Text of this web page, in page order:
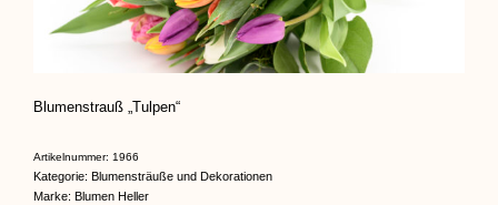
Blumenstrauß „Tulpen“
Artikelnummer: 1966
Kategorie: Blumensträuße und Dekorationen
Marke: Blumen Heller